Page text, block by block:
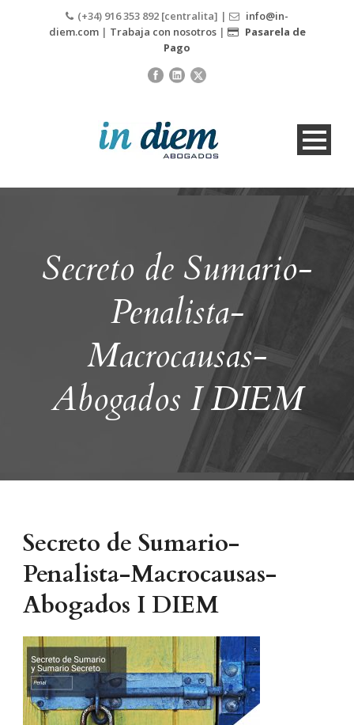
(+34) 916 353 892 [centralita] |
info@in-
diem.com| Trabaja con nosotros|
Pasarela de
Pago
Secreto de Sumario-
Penalista-
Macrocausas-
Abogados I DIEM
Secreto de Sumario-
Penalista-Macrocausas-
Abogados I DIEM